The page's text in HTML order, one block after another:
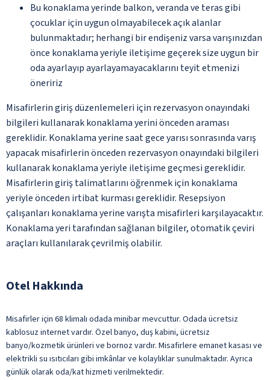
Bu konaklama yerinde balkon, veranda ve teras gibi
çocuklar için uygun olmayabilecek açık alanlar
bulunmaktadır; herhangi bir endişeniz varsa varışınızdan
önce konaklama yeriyle iletişime geçerek size uygun bir
oda ayarlayıp ayarlayamayacaklarını teyit etmenizi
öneririz
Misafirlerin giriş düzenlemeleri için rezervasyon onayındaki
bilgileri kullanarak konaklama yerini önceden araması
gereklidir. Konaklama yerine saat gece yarısı sonrasında varış
yapacak misafirlerin önceden rezervasyon onayındaki bilgileri
kullanarak konaklama yeriyle iletişime geçmesi gereklidir.
Misafirlerin giriş talimatlarını öğrenmek için konaklama
yeriyle önceden irtibat kurması gereklidir. Resepsiyon
çalışanları konaklama yerine varışta misafirleri karşılayacaktır.
Konaklama yeri tarafından sağlanan bilgiler, otomatik çeviri
araçları kullanılarak çevrilmiş olabilir.
Otel Hakkında
Misafirler için 68 klimalı odada minibar mevcuttur. Odada ücretsiz
kablosuz internet vardır. Özel banyo, duş kabini, ücretsiz
banyo/kozmetik ürünleri ve bornoz vardır. Misafirlere emanet kasası ve
elektrikli su ısıtıcıları gibi imkânlar ve kolaylıklar sunulmaktadır. Ayrıca
günlük olarak oda/kat hizmeti verilmektedir.